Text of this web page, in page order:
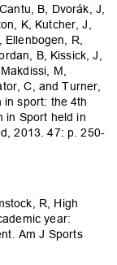
B, Dvorák, J,
K, Kutcher, J,
R,
B, Kissick, J,
M,
C, and Turner,
in sport: the 4th
in Sport held in
2013. 47: p. 250-
R, High
year:
Am J Sports